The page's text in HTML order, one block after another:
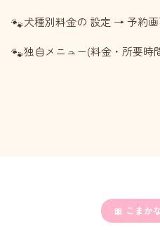
犬種別料金の 設定 → 予約
独自メニュー(料金・所要時
🎀 こまか